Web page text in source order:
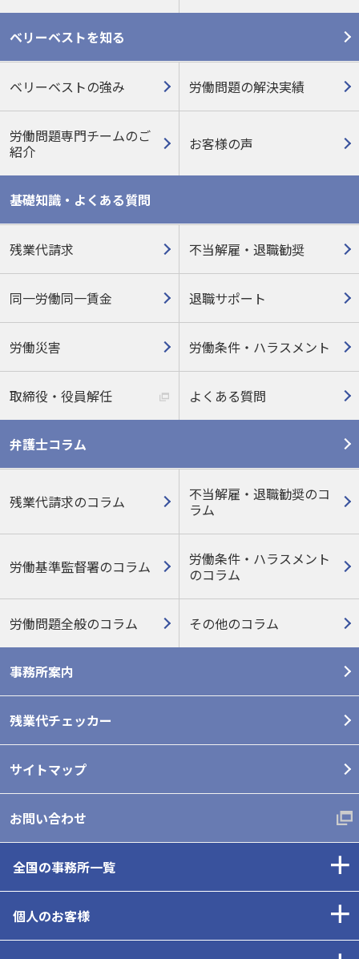
ベリーベストを知る
ベリーベストの強み 労働問題の解決実績
労働問題専門チームのご
紹介
お客様の声
基礎知識・よくある質問
残業代請求 不当解雇・退職勧奨
同一労働同一賃金 退職サポート
労働災害 労働条件・ハラスメント
取締役・役員解任 よくある質問
弁護士コラム
残業代請求のコラム
不当解雇・退職勧奨のコ
ラム
労働基準監督署のコラム
労働条件・ハラスメント
のコラム
労働問題全般のコラム その他のコラム
事務所案内
残業代チェッカー
サイトマップ
お問い合わせ
全国の事務所一覧
個人のお客様